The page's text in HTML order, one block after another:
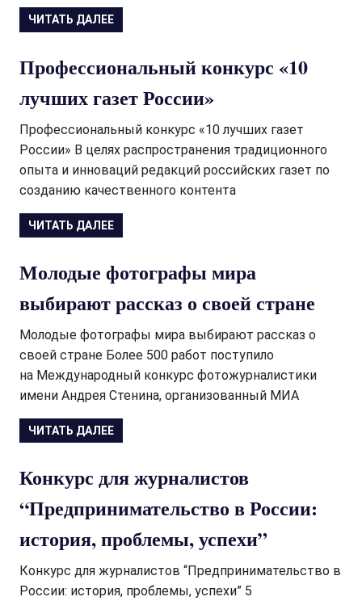
ЧИТАТЬ ДАЛЕЕ
Профессиональный конкурс «10
лучших газет России»
Профессиональный конкурс «10 лучших газет
России» В целях распространения традиционного
опыта и инноваций редакций российских газет по
созданию качественного контента
ЧИТАТЬ ДАЛЕЕ
Молодые фотографы мира
выбирают рассказ о своей стране
Молодые фотографы мира выбирают рассказ о
своей стране Более 500 работ поступило
на Международный конкурс фотожурналистики
имени Андрея Стенина, организованный МИА
ЧИТАТЬ ДАЛЕЕ
Конкурс для журналистов
“Предпринимательство в России:
история, проблемы, успехи”
Конкурс для журналистов “Предпринимательство в
России: история, проблемы, успехи” 5